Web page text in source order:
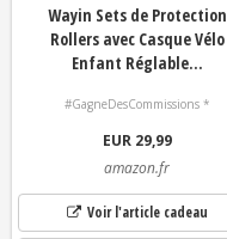
Wayin Sets de Protection
Rollers avec Casque Vélo
Enfant Réglable...
#GagneDesCommissions *
EUR 29,99
amazon.fr
Voir l'article cadeau